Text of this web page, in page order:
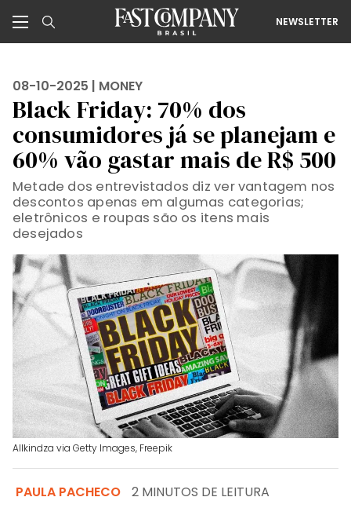
NEWSLETTER
08-10-2025 | MONEY
Black Friday: 70% dos
consumidores já se planejam e
60% vão gastar mais de R$ 500
Metade dos entrevistados diz ver vantagem nos
descontos apenas em algumas categorias;
eletrônicos e roupas são os itens mais
desejados
Allkindza via Getty Images, Freepik
PAULA PACHECO 2 MINUTOS DE LEITURA